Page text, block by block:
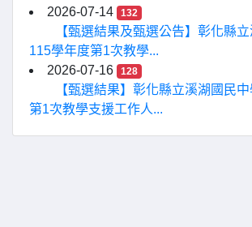
2026-07-14
132
【甄選結果及甄選公告】彰化縣
115學年度第1次教學...
2026-07-16
128
【甄選結果】彰化縣立溪湖國民
第1次教學支援工作人...